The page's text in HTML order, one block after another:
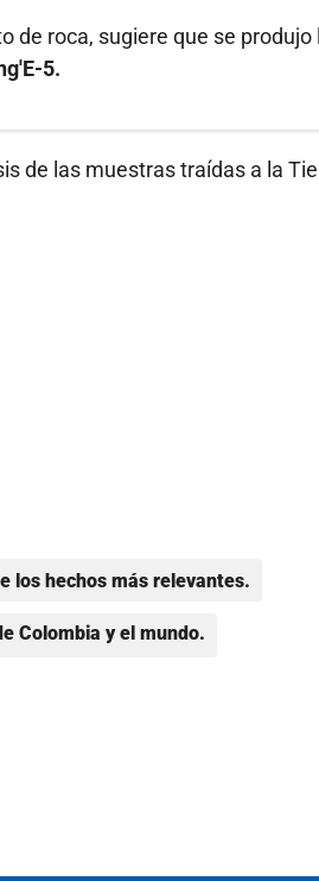
de roca, sugiere que se produjo
5.
de las muestras traídas a la
los hechos más relevantes.
Colombia y el mundo.